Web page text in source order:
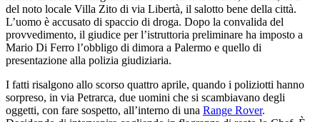
del noto locale Villa Zito di via Libertà, il salotto bene della città.
L’uomo è accusato di spaccio di droga. Dopo la convalida del
provvedimento, il giudice per l’istruttoria preliminare ha imposto a
Mario Di Ferro l’obbligo di dimora a Palermo e quello di
presentazione alla polizia giudiziaria.
I fatti risalgono allo scorso quattro aprile, quando i poliziotti hanno
sorpreso, in via Petrarca, due uomini che si scambiavano degli
oggetti, con fare sospetto, all’interno di una Range Rover.